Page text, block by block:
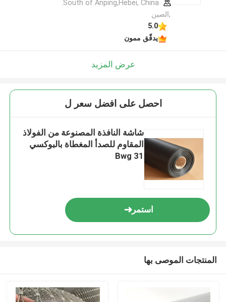
,الصين
5.0
يدقّق ممون
عرض المزيد
احصل على افضل سعر ل
شاشة النافذة المصنوعة من الفولاذ
المقاوم للصدأ المغطاة بالبوكسي
Bwg 31
استمر
المنتجات الموصى بها